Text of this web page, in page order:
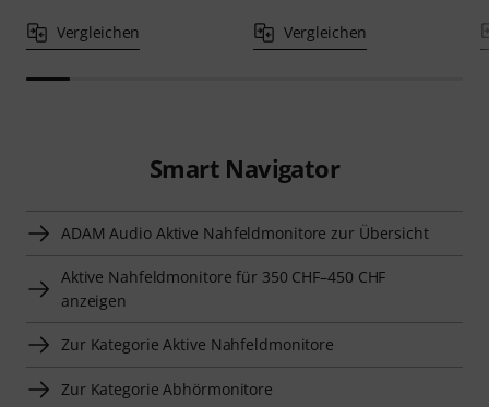
Vergleichen Vergleichen
Smart Navigator
ADAM Audio Aktive Nahfeldmonitore zur Übersicht
Aktive Nahfeldmonitore für 350 CHF–450 CHF
anzeigen
Zur Kategorie Aktive Nahfeldmonitore
Zur Kategorie Abhörmonitore